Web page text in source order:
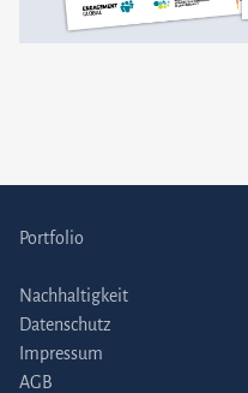
Portfolio
Nachhaltigkeit
Datenschutz
Impressum
AGB